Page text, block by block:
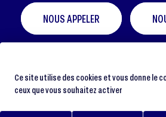
NOUS APPELER
Préférences cookies Protection des
Ce site utilise des cookies et vous donne le
ceux que vous souhaitez activer